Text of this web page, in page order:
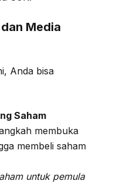
Media
Anda bisa
Saham
membuka
membeli saham
untuk pemula